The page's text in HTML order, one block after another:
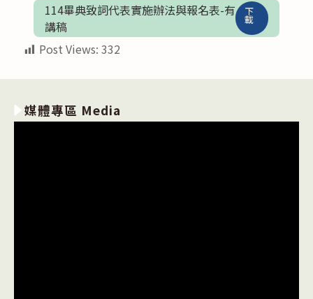
114畢典致詞代表實施辦法與報名表-有
講稿
下
載
Post Views: 332
媒體專區 Media